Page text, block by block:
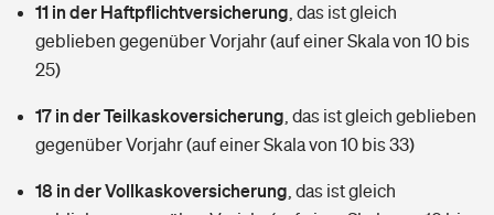
Wer versichert was: Jetzt Versicherer finden
Sie haben Fragen?
Mietkautionsversicherung
Restkreditversicherung
Kinderinvalidität
Hundehalter-Haftpflicht
Tierkrankenversicherung
Zur Übersicht
Tools
11 in der Haftpflichtversicherung das ist gleich
geblieben gegenüber Vorjahr (auf einer Skala von 10 bis
25)
17 in der Teilkaskoversicherung das ist gleich geblieben
gegenüber Vorjahr (auf einer Skala von 10 bis 33)
18 in der Vollkaskoversicherung das ist gleich